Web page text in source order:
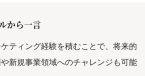
から一言
ティング経験を積むことで、将来的
新規事業領域へのチャレンジも可能